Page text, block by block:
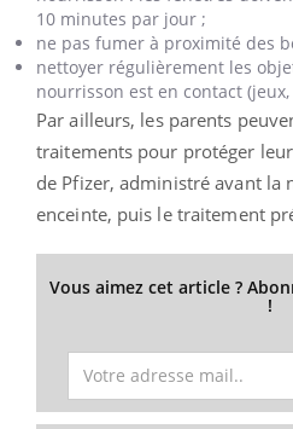
10 minutes par jour ;
ne pas fumer à proximité des
nettoyer régulièrement les
nourrisson est en contact
Par ailleurs, les parents
traitements pour protéger
de Pfizer, administré avant la
enceinte, puis le traitement
Vous aimez cet article ?
!